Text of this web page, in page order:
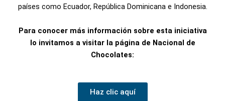
países como Ecuador, República Dominicana e Indonesia.
Para conocer más información sobre esta iniciativa
lo invitamos a visitar la página de Nacional de
Chocolates:
Haz clic aquí